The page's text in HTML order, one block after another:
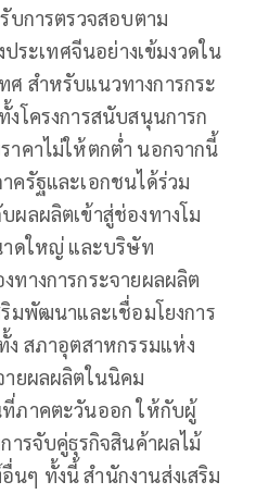
บการตรวจสอบตาม
ระเทศจีนอย่างเข้มงวดใน
ศ สำหรับแนวทางการกระ
โครงการสนับสนุนการก
าคาไม่ให้ตกต่ำ นอกจากนี้
ครัฐและเอกชนได้ร่วม
ผลผลิตเข้าสู่ช่องทางโม
าดใหญ่ และบริษัท
ทางการกระจายผลผลิต
มพัฒนาและเชื่อมโยงการ
ง สภาอุตสาหกรรมแห่ง
ายผลผลิตในนิคม
ภาคตะวันออก ให้กับผู้
ารจับคู่ธุรกิจสินค้าผลไม้
ๆ ทั้งนี้ สำนักงานส่งเสริม